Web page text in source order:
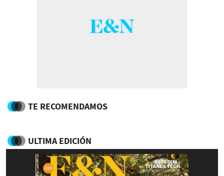
TE RECOMENDAMOS
ULTIMA EDICIÓN